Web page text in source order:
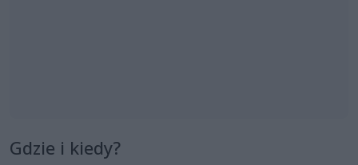
Gdzie i kiedy?